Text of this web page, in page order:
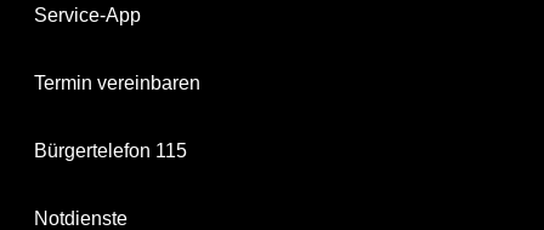
Service-App
Termin vereinbaren
Bürgertelefon 115
Notdienste